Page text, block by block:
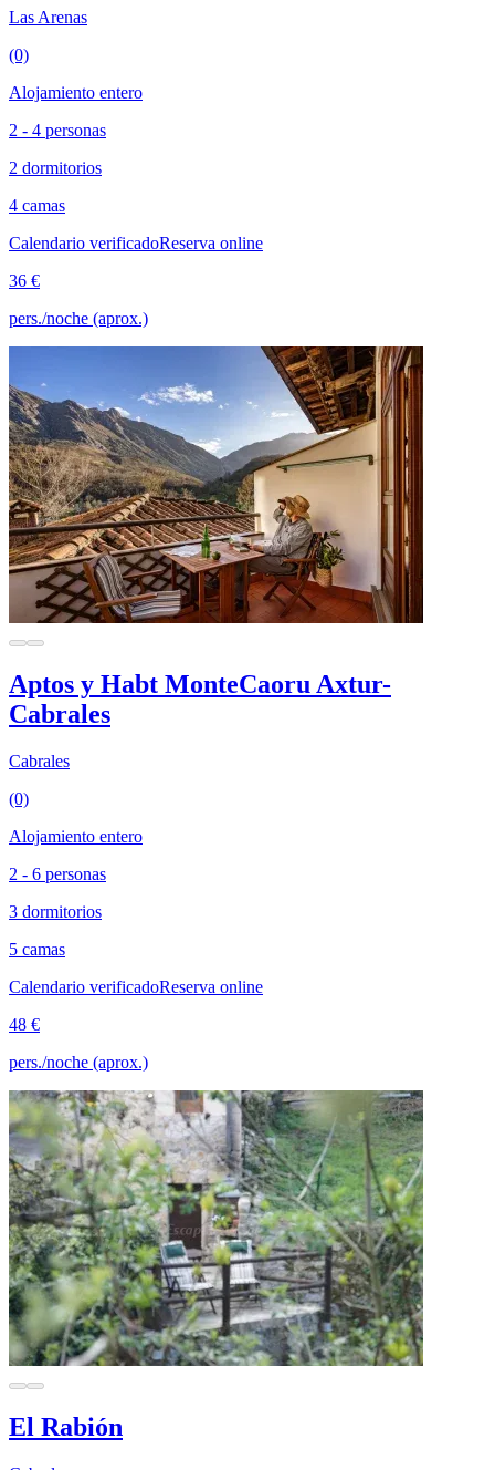
Las Arenas
(0)
Alojamiento entero
2 - 4 personas
2 dormitorios
4 camas
Calendario verificadoReserva online
36 €
pers./noche (aprox.)
Aptos y Habt MonteCaoru Axtur-
Cabrales
Cabrales
(0)
Alojamiento entero
2 - 6 personas
3 dormitorios
5 camas
Calendario verificadoReserva online
48 €
pers./noche (aprox.)
El Rabión